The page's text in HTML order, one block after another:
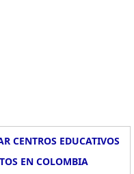
CENTROS EDUCATIVOS
EN COLOMBIA